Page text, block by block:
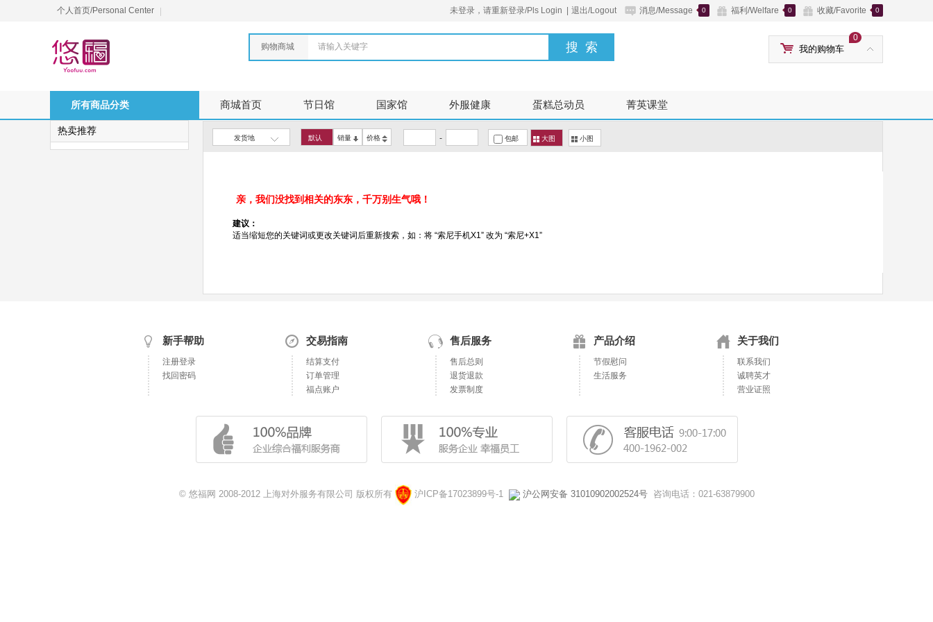
个人首页/Personal Center 收藏/Favorite 0
福利/Welfare 0
消息/Message 0
未登录，请重新登录/Pls Login 退出/Logout
购物商城 请输入关键字 我的购物车
0
所有商品分类 商城首页 节日馆 国家馆 外服健康 蛋糕总动员 菁英课堂
热卖推荐
发货地 默认 销量 价格 - 包邮 大图 小图
亲，我们没找到相关的东东，千万别生气哦！
建议：
适当缩短您的关键词或更改关键词后重新搜索，如：将 “索尼手机X1” 改为 “索尼+X1”
新手帮助
注册登录
找回密码
交易指南
结算支付
订单管理
福点账户
售后服务
售后总则
退货退款
发票制度
产品介绍
节假慰问
生活服务
关于我们
联系我们
诚聘英才
营业证照
© 悠福网 2008-2012 上海对外服务有限公司 版权所有 沪ICP备17023899号-1 沪公网安备 31010902002524号咨询电话：021-63879900